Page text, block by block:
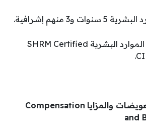
و3 منهم إشرافية.
ـ حاصل على شهادة الموارد البشرية SHRM Certified
والمزايا Compensation
and